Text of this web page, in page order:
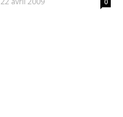
0